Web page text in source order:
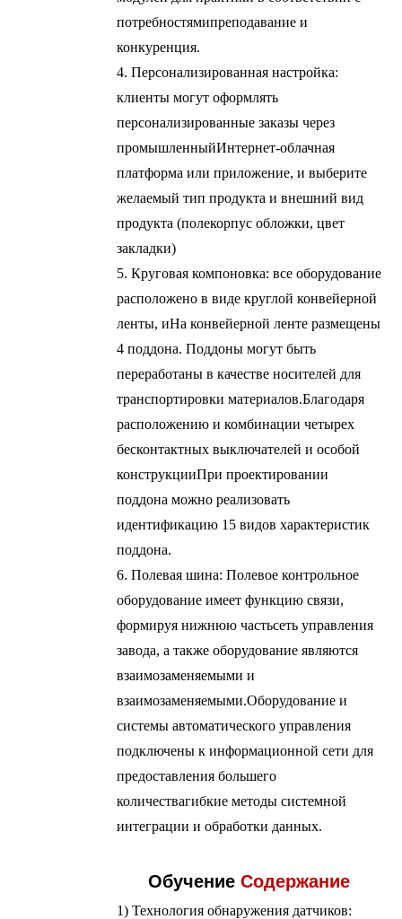
потребностямипреподавание и
конкуренция.
4. Персонализированная настройка:
клиенты могут оформлять
персонализированные заказы через
промышленныйИнтернет-облачная
платформа или приложение, и выберите
желаемый тип продукта и внешний вид
продукта (полекорпус обложки, цвет
закладки)
5. Круговая компоновка: все оборудование
расположено в виде круглой конвейерной
ленты, иНа конвейерной ленте размещены
4 поддона. Поддоны могут быть
переработаны в качестве носителей для
транспортировки материалов.Благодаря
расположению и комбинации четырех
бесконтактных выключателей и особой
конструкцииПри проектировании
поддона можно реализовать
идентификацию 15 видов характеристик
поддона.
6. Полевая шина: Полевое контрольное
оборудование имеет функцию связи,
формируя нижнюю частьсеть управления
завода, а также оборудование являются
взаимозаменяемыми и
взаимозаменяемыми.Оборудование и
системы автоматического управления
подключены к информационной сети для
предоставления большего
количествагибкие методы системной
интеграции и обработки данных.
ОбучениеСодержание
1) Технология обнаружения датчиков: